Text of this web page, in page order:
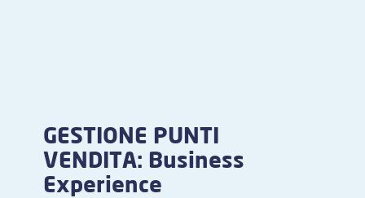
GESTIONE PUNTI
VENDITA: Business
Experience